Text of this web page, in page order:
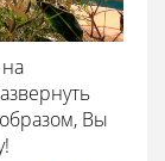
Вы